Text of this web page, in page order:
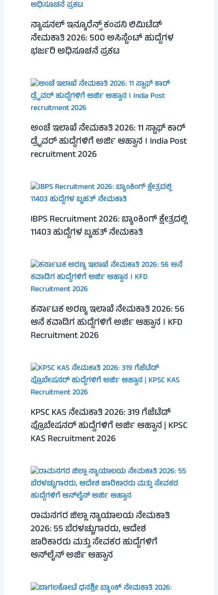
ನ್ಯಾಷನಲ್ ಇನ್ಶೂರೆನ್ಸ್ ಕಂಪನಿ ಲಿಮಿಟೆಡ್
ನೇಮಕಾತಿ 2026: 500 ಅಸಿಸ್ಟೆಂಟ್ ಹುದ್ದೆಗಳ
ಭರ್ಜರಿ ಅಧಿಸೂಚನೆ ಪ್ರಕಟ
ಅಂಚೆ ಇಲಾಖೆ ನೇಮಕಾತಿ 2026: 11 ಸ್ಟಾಫ್ ಕಾರ್
ಡ್ರೈವರ್ ಹುದ್ದೆಗಳಿಗೆ ಅರ್ಜಿ ಆಹ್ವಾನ । India Post
recruitment 2026
IBPS Recruitment 2026: ಬ್ಯಾಂಕಿಂಗ್ ಕ್ಷೇತ್ರದಲ್ಲಿ
11403 ಹುದ್ದೆಗಳ ಬೃಹತ್ ನೇಮಕಾತಿ
ಕರ್ನಾಟಕ ಅರಣ್ಯ ಇಲಾಖೆ ನೇಮಕಾತಿ 2026: 56
ಆನೆ ಕವಾಡಿಗ ಹುದ್ದೆಗಳಿಗೆ ಅರ್ಜಿ ಆಹ್ವಾನ । KFD
Recruitment 2026
KPSC KAS ನೇಮಕಾತಿ 2026: 319 ಗೆಜೆಟೆಡ್
ಪ್ರೊಬೇಷನರ್ ಹುದ್ದೆಗಳಿಗೆ ಅರ್ಜಿ ಆಹ್ವಾನ | KPSC
KAS Recruitment 2026
ರಾಮನಗರ ಜಿಲ್ಲಾ ನ್ಯಾಯಾಲಯ ನೇಮಕಾತಿ
2026: 55 ಬೆರಳಚ್ಚುಗಾರರು, ಆದೇಶ
ಜಾರಿಕಾರರು ಮತ್ತು ಸೇವಕರ ಹುದ್ದೆಗಳಿಗೆ
ಆನ್‌ಲೈನ್ ಅರ್ಜಿ ಆಹ್ವಾನ